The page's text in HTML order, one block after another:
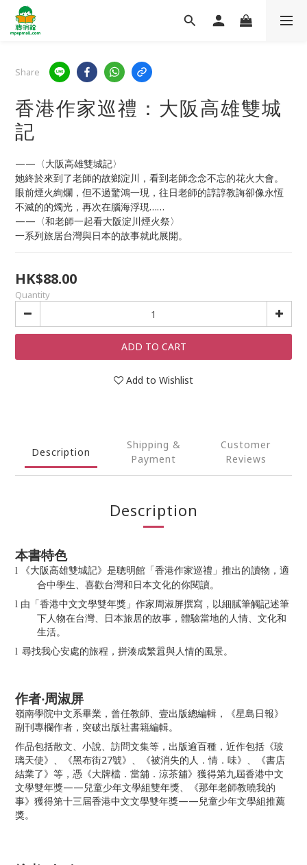
Share
香港作家巡禮：大阪高雄雙城
記
——〈大阪高雄雙城記〉
她終於來到了老師的故鄉淀川，看到老師念念不忘的花火大會。
眼前煙火絢爛，但不過驚鴻一現，往日老師的諄諄教誨卻像永恆
不滅的的燭光，再次在腦海浮現……
——〈和老師一起看大阪淀川煙火祭〉
一系列旅居台灣與日本的故事就此展開。
HK$88.00
Quantity
ADD TO CART
Add to Wishlist
Description
Shipping &
Payment
Customer
Reviews
Description
本書特色
l
《大阪高雄雙城記》是聰明館「香港作家巡禮」推出的讀物，適
合中學生、喜歡台灣和日本文化的你閱讀。
l 由「香港中文文學雙年獎」作家周淑屏撰寫，以細膩筆觸記述筆
下人物在台灣、日本旅居的故事，體驗當地的人情、文化和
生活。
l 尋找我心安處的旅程，拼湊成繁囂與人情的風景。
作者‧周淑屏
嶺南學院中文系畢業，曾任教師、壹出版總編輯，《星島日報》
副刊專欄作者，突破出版社書籍編輯。
作品包括散文、小說、訪問文集等，出版逾百種，近作包括《玻
璃天使》、《黑布街27號》、《被消失的人．情．味》、《書店
結業了》等，憑《大牌檔．當舖．涼茶舖》獲得第九屆香港中文
文學雙年獎——兒童少年文學組雙年獎、《那年老師教曉我的
事》獲得第十三屆香港中文文學雙年獎——兒童少年文學組推薦
獎。